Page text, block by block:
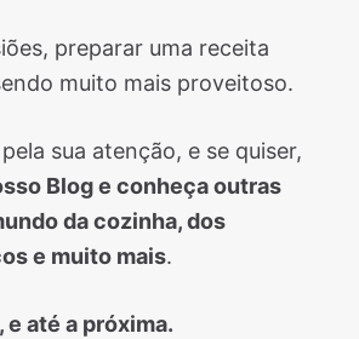
preparar uma receita
muito mais proveitoso.
sua atenção, e se quiser,
Blog e conheça outras
da cozinha, dos
e muito mais.
até a próxima.